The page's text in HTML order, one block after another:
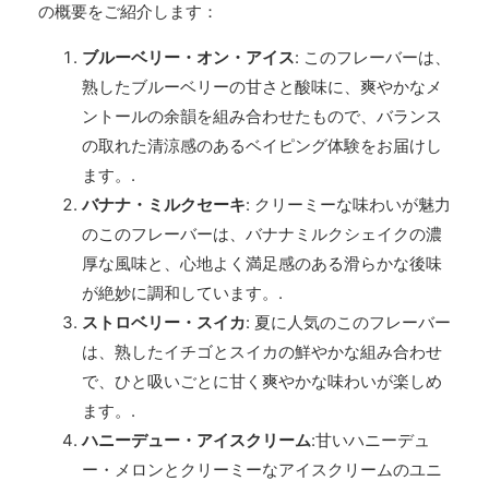
の概要をご紹介します：
ブルーベリー・オン・アイス: このフレーバーは、
熟したブルーベリーの甘さと酸味に、爽やかなメ
ントールの余韻を組み合わせたもので、バランス
の取れた清涼感のあるベイピング体験をお届けし
ます。.
バナナ・ミルクセーキ: クリーミーな味わいが魅力
のこのフレーバーは、バナナミルクシェイクの濃
厚な風味と、心地よく満足感のある滑らかな後味
が絶妙に調和しています。.
ストロベリー・スイカ: 夏に人気のこのフレーバー
は、熟したイチゴとスイカの鮮やかな組み合わせ
で、ひと吸いごとに甘く爽やかな味わいが楽しめ
ます。.
ハニーデュー・アイスクリーム:甘いハニーデュ
ー・メロンとクリーミーなアイスクリームのユニ